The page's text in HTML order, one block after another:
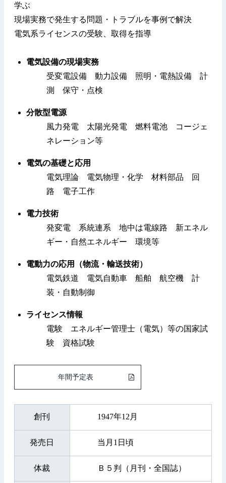
学ぶ
現場実務で発生する問題・トラブルを事例で解決
電気系ライセンスの受験、取得を指導
電気設備の現場実務
受変電設備 動力設備 照明・電熱設備 計
測 保守・点検
分散型電源
風力発電 太陽光発電 燃料電池 コージェ
ネレーション等
電気の基礎と応用
電気理論 電気物理・化学 材料部品 回
路 電子工作
電力技術
発変電 系統連系 地中は電線路 新エネル
ギー・自然エネルギー 環境等
電動力の応用（物流・輸送技術）
電気鉄道 電気自動車 船舶 航空機 計
装・自動制御
ライセンス情報
電験 エネルギー管理士（電気）等の国家試
験 資格試験
年間予定表
創刊 1947年12月
発売日 当月1日頃
体裁 Ｂ５判（月刊・全国誌）